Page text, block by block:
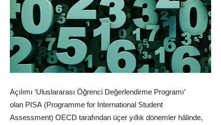
Açılımı ‘Uluslararası Öğrenci Değerlendirme Programı’
olan PISA (Programme for International Student
Assessment) OECD tarafından üçer yıllık dönemler hâlinde,